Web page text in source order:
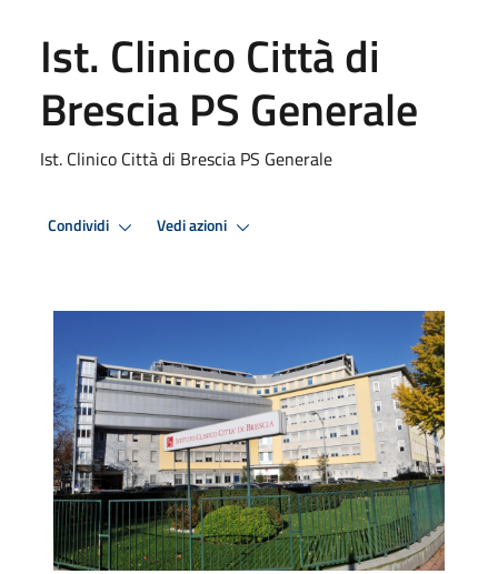
Ist. Clinico Città di
Brescia PS Generale
Ist. Clinico Città di Brescia PS Generale
Condividi Vedi azioni